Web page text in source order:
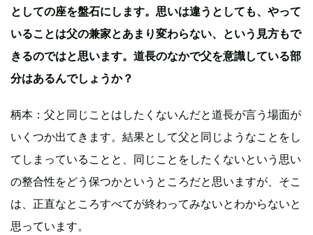
としての座を盤石にします。思いは違うとしても、やって
いることは父の兼家とあまり変わらない、という見方もで
きるのではと思います。道長のなかで父を意識している部
分はあるんでしょうか？
柄本：父と同じことはしたくないんだと道長が言う場面が
いくつか出てきます。結果として父と同じようなことをし
てしまっていることと、同じことをしたくないという思い
の整合性をどう保つかというところだと思いますが、そこ
は、正直なところすべてが終わってみないとわからないと
思っています。